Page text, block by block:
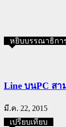
หยิบบรรณาธิกา
Line บนPC สา
มี.ค. 22, 2015
เปรียบเทียบ